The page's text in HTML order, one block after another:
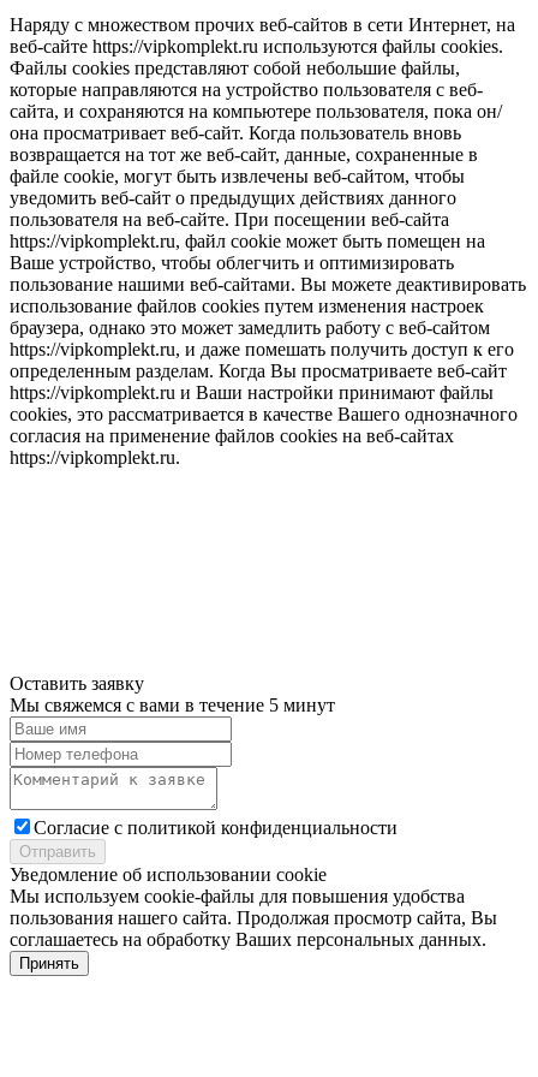
Наряду с множеством прочих веб-сайтов в сети Интернет, на
веб-сайте https://vipkomplekt.ru используются файлы cookies.
Файлы cookies представляют собой небольшие файлы,
которые направляются на устройство пользователя с веб-
сайта, и сохраняются на компьютере пользователя, пока он/
она просматривает веб-сайт. Когда пользователь вновь
возвращается на тот же веб-сайт, данные, сохраненные в
файле cookie, могут быть извлечены веб-сайтом, чтобы
уведомить веб-сайт о предыдущих действиях данного
пользователя на веб-сайте. При посещении веб-сайта
https://vipkomplekt.ru, файл cookie может быть помещен на
Ваше устройство, чтобы облегчить и оптимизировать
пользование нашими веб-сайтами. Вы можете деактивировать
использование файлов cookies путем изменения настроек
браузера, однако это может замедлить работу с веб-сайтом
https://vipkomplekt.ru, и даже помешать получить доступ к его
определенным разделам. Когда Вы просматриваете веб-сайт
https://vipkomplekt.ru и Ваши настройки принимают файлы
cookies, это рассматривается в качестве Вашего однозначного
согласия на применение файлов cookies на веб-сайтах
https://vipkomplekt.ru.
Оставить заявку
Мы свяжемся с вами в течение 5 минут
Cогласие с политикой конфиденциальности
Отправить
Уведомление об использовании cookie
Мы используем cookie-файлы для повышения удобства
пользования нашего сайта. Продолжая просмотр сайта, Вы
соглашаетесь на обработку Ваших персональных данных.
Принять